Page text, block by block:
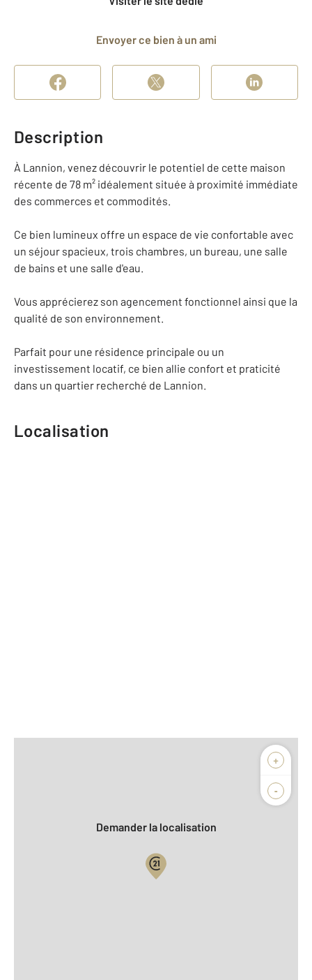
Envoyer ce bien à un ami
Description
À Lannion, venez découvrir le potentiel de cette maison
récente de 78 m² idéalement située à proximité immédiate
des commerces et commodités.
Ce bien lumineux offre un espace de vie confortable avec
un séjour spacieux, trois chambres, un bureau, une salle
de bains et une salle d'eau.
Vous apprécierez son agencement fonctionnel ainsi que la
qualité de son environnement.
Parfait pour une résidence principale ou un
investissement locatif, ce bien allie confort et praticité
dans un quartier recherché de Lannion.
Localisation
+
-
Biens vendus
Demander la localisation